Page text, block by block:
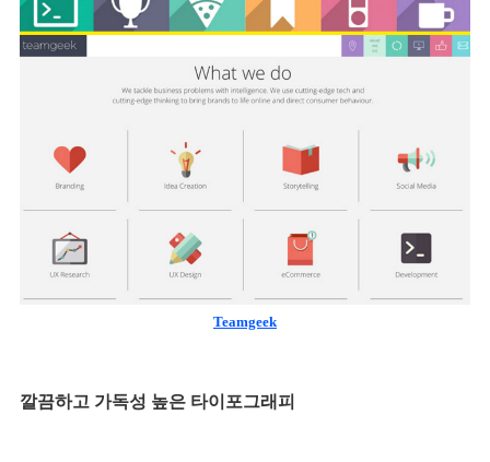
Teamgeek
깔끔하고 가독성 높은 타이포그래피